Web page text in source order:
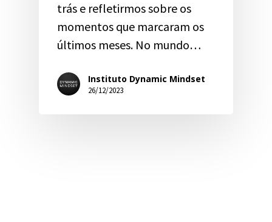
trás e refletirmos sobre os
momentos que marcaram os
últimos meses. No mundo…
Instituto Dynamic Mindset
26/12/2023